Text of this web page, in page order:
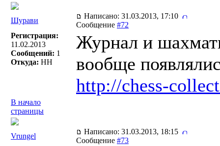
Шурави
Написано: 31.03.2013, 17:10
Сообщение #72
Регистрация:
11.02.2013
Сообщений: 1
Откуда: НН
Журнал и
вообще
http://chess-
В начало
страницы
Vrungel
Написано: 31.03.2013, 18:15
Сообщение #73